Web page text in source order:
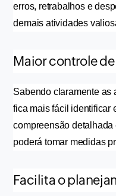
erros, retrabalhos e
demais atividades
Maior controle
Sabendo claramente as
fica mais fácil identificar
compreensão
poderá tomar medidas
Facilita o